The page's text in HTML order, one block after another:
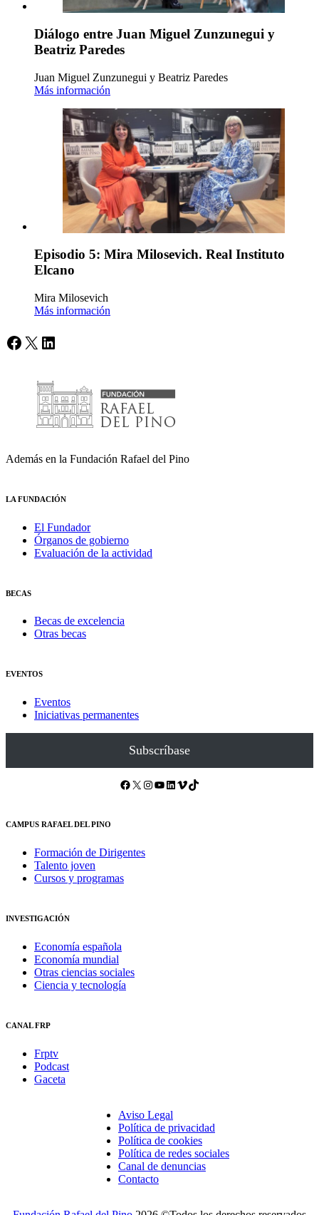
Diálogo entre Juan Miguel Zunzunegui y
Beatriz Paredes
Juan Miguel Zunzunegui y Beatriz Paredes
Más información
Episodio 5: Mira Milosevich. Real Instituto
Elcano
Mira Milosevich
Más información
Facebook
X LinkedIn
Además en la Fundación Rafael del Pino
LA FUNDACIÓN
El Fundador
Órganos de gobierno
Evaluación de la actividad
BECAS
Becas de excelencia
Otras becas
EVENTOS
Eventos
Iniciativas permanentes
Subscríbase
Facebook X Instagram YouTube LinkedIn Vimeo TikTok
CAMPUS RAFAEL DEL PINO
Formación de Dirigentes
Talento joven
Cursos y programas
INVESTIGACIÓN
Economía española
Economía mundial
Otras ciencias sociales
Ciencia y tecnología
CANAL FRP
Frptv
Podcast
Gaceta
Aviso Legal
Política de privacidad
Política de cookies
Política de redes sociales
Canal de denuncias
Contacto